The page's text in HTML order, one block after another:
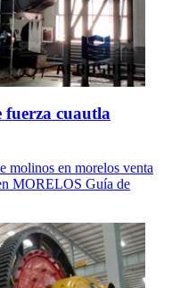
fuerza cuautla
molinos en morelos venta
MORELOS Guía de